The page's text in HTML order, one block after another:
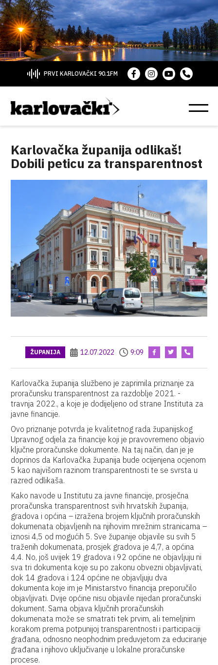
PRVI KARLOVAČKI 90.1FM
Karlovačka županija odlikaš!
Dobili peticu za transparentnost
ŽUPANIJA 12.07.2022 9:09
Karlovačka županija službeno je zaprimila priznanje za
proračunsku transparentnost za razdoblje 2021. -
travnja 2022., a koje je dodijeljeno od strane Instituta za
javne financije.
Ovo priznanje potvrda je kvalitetnog rada županijskog
Upravnog odjela za financije koji je pravovremeno objavio
ključne proračunske dokumente. Na taj način, dan je je
doprinos da Karlovačka županija bude ocijenjena ocjenom
5 kao najvišom razinom transparentnosti te se svrsta u
razred odlikaša.
Kako navode u Institutu za javne financije, prosječna
proračunska transparentnost svih hrvatskih županija,
gradova i općina – izražena brojem ključnih proračunskih
dokumenata objavljenih na njihovim mrežnim stranicama –
iznosi 4,5 od mogućih 5. Sve županije objavile su svih 5
traženih dokumenata, prosjek gradova je 4,7, a općina
4,4. No, još uvijek 19 gradova i 92 općine ne objavljuju ni
sva tri dokumenta koje su po zakonu obvezni objavljivati,
dok 14 gradova i 124 općine ne objavljuju dva
dokumenta koje im je Ministarstvo financija preporučilo
objavljivati. Dvije općine nisu objavile nijedan proračunski
dokument. Sama objava ključnih proračunskih
dokumenata može se smatrati tek prvim, ali temeljnim
korakom prema potpunijoj transparentnosti i participaciji
građana, odnosno neophodnim preduvjetom za educiranje
građana i njihovo uključivanje u lokalne proračunske
procese.